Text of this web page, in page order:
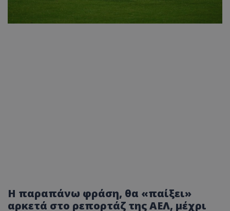
Η παραπάνω φράση, θα «παίξει»
αρκετά στο ρεπορτάζ της ΑΕΛ, μέχρι